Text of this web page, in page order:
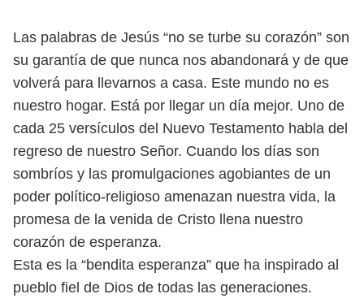
Las palabras de Jesús “no se turbe su corazón” son
su garantía de que nunca nos abandonará y de que
volverá para llevarnos a casa. Este mundo no es
nuestro hogar. Está por llegar un día mejor. Uno de
cada 25 versículos del Nuevo Testamento habla del
regreso de nuestro Señor. Cuando los días son
sombríos y las promulgaciones agobiantes de un
poder político-religioso amenazan nuestra vida, la
promesa de la venida de Cristo llena nuestro
corazón de esperanza.
Esta es la “bendita esperanza” que ha inspirado al
pueblo fiel de Dios de todas las generaciones.